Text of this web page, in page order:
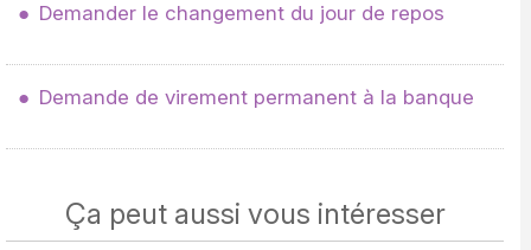
Demander le changement du jour de repos
Demande de virement permanent à la banque
Ça peut aussi vous intéresser